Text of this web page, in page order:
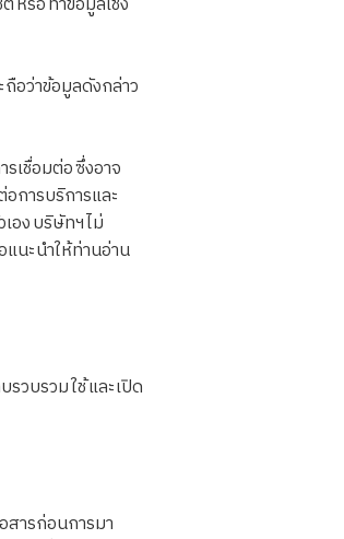
อว่าข้อมูลดังกล่าว
เชื่อมต่อ ซึ่งอาจ
การบริการและ
อง บริษัทฯ ไม่
นะนำให้ท่านอ่าน
วบรวม ใช้ และเปิด
ารก่อนการมา